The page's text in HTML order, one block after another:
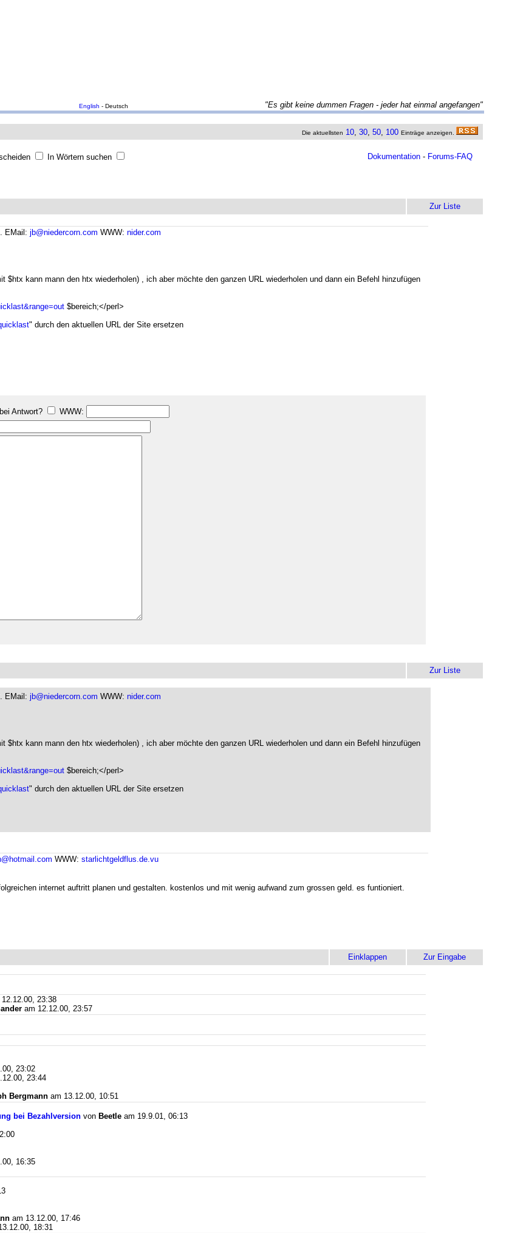
English - Deutsch "Es gibt keine dummen Fragen - jeder hat einmal angefangen"
Die aktuellsten 10, 30, 50, 100 Einträge anzeigen.
In Wörtern suchen Dokumentation - Forums-FAQ
Zur Liste
EMail: jb@niedercorn.com WWW: nider.com
$htx kann mann den htx wiederholen) , ich aber möchte den ganzen URL wiederholen und dann ein Befehl hinzufügen
$bereich;</perl>
" durch den aktuellen URL der Site ersetzen
Antwort?
WWW:
Zur Liste
EMail: jb@niedercorn.com WWW: nider.com
$htx kann mann den htx wiederholen) , ich aber möchte den ganzen URL wiederholen und dann ein Befehl hinzufügen
$bereich;</perl>
" durch den aktuellen URL der Site ersetzen
WWW: starlichtgeldflus.de.vu
internet auftritt planen und gestalten. kostenlos und mit wenig aufwand zum grossen geld. es funtioniert.
Einklappen Zur Eingabe
12.12.00, 23:38
am 12.12.00, 23:57
23:02
23:44
Bergmann am 13.12.00, 10:51
bei Bezahlversion von Beetle am 19.9.01, 06:13
16:35
am 13.12.00, 17:46
18:31